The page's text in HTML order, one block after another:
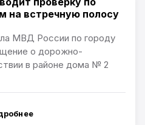
на встречную полосу
МВД России по городу
о дорожно-
в районе дома № 2